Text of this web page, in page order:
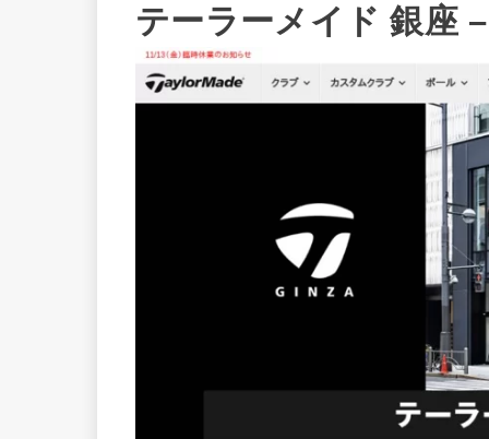
テーラーメイド 銀座